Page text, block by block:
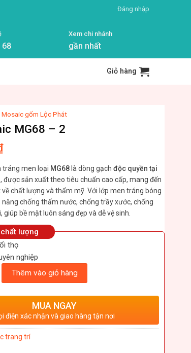
Đăng nhập
68
Xem chi nhánh
gần nhất
Giỏ hàng
Mosaic gốm Lộc Phát
MG68 – 2
tráng men loại MG68là dòng gạch độc quyền tại
, được sản xuất theo tiêu chuẩn cao cấp, mang đến
về chất lượng và thẩm mỹ. Với lớp men tráng bóng
năng chống thấm nước, chống trầy xước, chống
bề mặt luôn sáng đẹp và dễ vệ sinh.
lượng
thọ
nghiệp
Thêm vào giỏ hàng
MUA NGAY
điện xác nhận và giao hàng tận nơi
trang trí